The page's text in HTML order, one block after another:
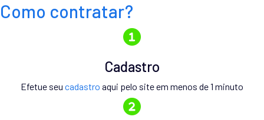
Como contratar?
Cadastro
Efetue seu cadastro aqui pelo site em menos de 1 minuto